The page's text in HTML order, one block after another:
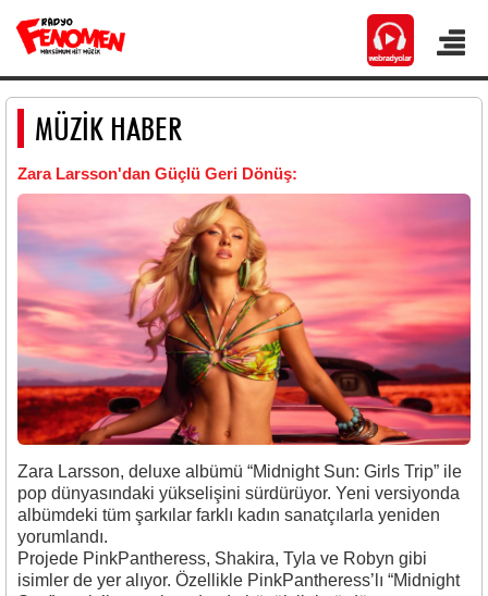
MÜZİK HABER
Zara Larsson'dan Güçlü Geri Dönüş:
Zara Larsson, deluxe albümü “Midnight Sun: Girls Trip” ile
pop dünyasındaki yükselişini sürdürüyor. Yeni versiyonda
albümdeki tüm şarkılar farklı kadın sanatçılarla yeniden
yorumlandı.
Projede PinkPantheress, Shakira, Tyla ve Robyn gibi
isimler de yer alıyor. Özellikle PinkPantheress’lı “Midnight